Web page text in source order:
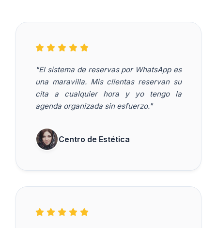
"El sistema de reservas por WhatsApp es
una maravilla. Mis clientas reservan su
cita a cualquier hora y yo tengo la
agenda organizada sin esfuerzo."
Centro de Estética